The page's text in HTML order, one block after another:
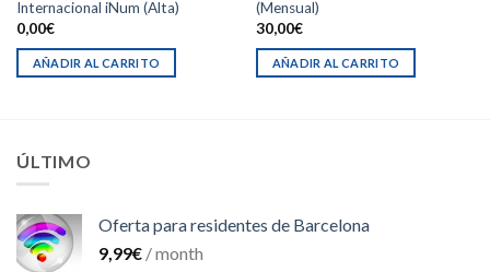
Internacional iNum (Alta)
0,00€
AÑADIR AL CARRITO
(Mensual)
30,00€
AÑADIR AL CARRITO
ÚLTIMO
Oferta para residentes de Barcelona
9,99€ / month